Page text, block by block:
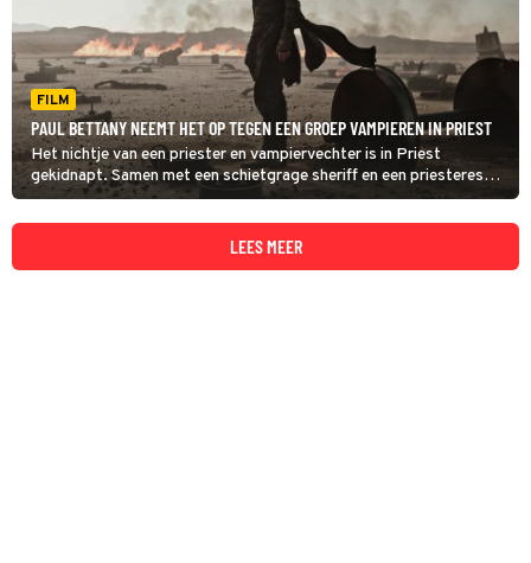
FILM
PAUL BETTANY NEEMT HET OP TEGEN EEN GROEP VAMPIEREN IN PRIEST
Het nichtje van een priester en vampiervechter is in Priest
gekidnapt. Samen met een schietgrage sheriff en een priesteres
met onmenselijke krachten gaat hij op jacht om de groep
moordzuchtige vampieren tegen te gaan.
LEES MEER